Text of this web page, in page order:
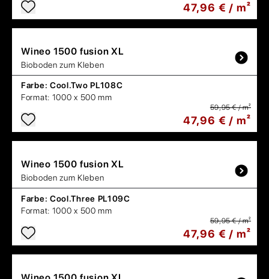
47,96 € / m²
Wineo 1500 fusion XL
Bioboden zum Kleben
Farbe: Cool.Two PL108C
Format: 1000 x 500 mm
59,95 € / m²
47,96 € / m²
Wineo 1500 fusion XL
Bioboden zum Kleben
Farbe: Cool.Three PL109C
Format: 1000 x 500 mm
59,95 € / m²
47,96 € / m²